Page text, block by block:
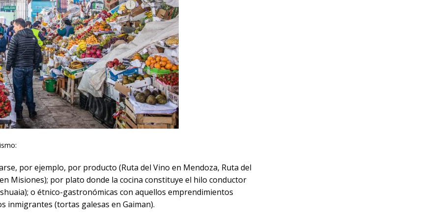
por ejemplo, por producto (Ruta del Vino en Mendoza, Ruta del
Misiones); por plato donde la cocina constituye el hilo conductor
o étnico-gastronómicas con aquellos emprendimientos
inmigrantes (tortas galesas en Gaiman).